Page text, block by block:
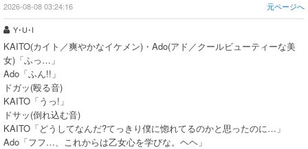
2026-08-08 03:24:16 元ページへ
Y･U･I
KAITO(カイト／爽やかなイケメン)・Ado(アド／クールビューティーな美
女)「ふっ…」
Ado「ふん!!」
ドガッ(殴る音)
KAITO「うっ!」
ドサッ(倒れ込む音)
KAITO「どうしてなんだ?てっきり僕に惚れてるのかと思ったのに…」
Ado「フフ…、これからは乙女心を学びな。ヘヘ」